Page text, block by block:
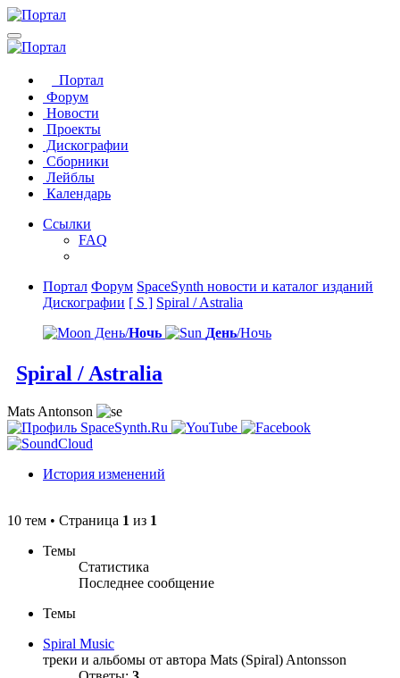
Портал
Форум
Новости
Проекты
Дискографии
Сборники
Лейблы
Календарь
Ссылки
FAQ
Портал Форум SpaceSynth новости и каталог изданий
Дискографии [ S ] Spiral / Astralia
День/Ночь День/Ночь
Spiral / Astralia
Mats Antonson
История изменений
10 тем • Страница 1 из 1
Темы
Статистика
Последнее сообщение
Темы
Spiral Music
треки и альбомы от автора Mats (Spiral) Antonsson